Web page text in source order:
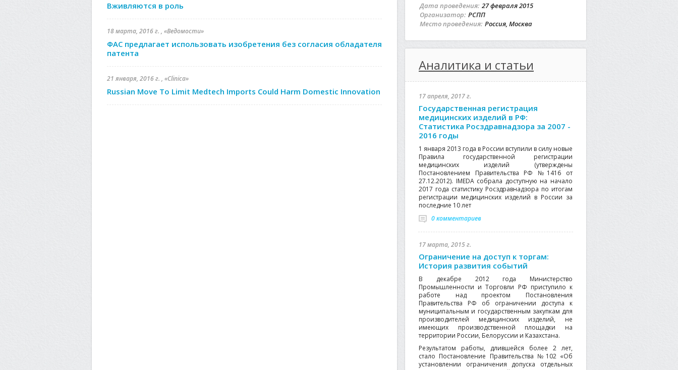
Вживляются в роль
18 марта, 2016 г. , «Ведомости»
ФАС предлагает использовать изобретения без согласия обладателя
патента
21 января, 2016 г. , «Clinica»
Russian Move To Limit Medtech Imports Could Harm Domestic Innovation
Дата проведения: 27 февраля 2015
Организатор: РСПП
Место проведения: Россия, Москва
Аналитика и статьи
17 апреля, 2017 г.
Государственная регистрация
медицинских изделий в РФ:
Статистика Росздравнадзора за 2007 -
2016 годы
1 января 2013 года в России вступили в силу новые
Правила государственной регистрации
медицинских изделий (утверждены
Постановлением Правительства РФ №1416 от
27.12.2012). IMEDA собрала доступную на начало
2017 года статистику Росздравнадзора по итогам
регистрации медицинских изделий в России за
последние 10 лет
0 комментариев
17 марта, 2015 г.
Ограничение на доступ к торгам:
История развития событий
В декабре 2012 года Министерство
Промышленности и Торговли РФ приступило к
работе над проектом Постановления
Правительства РФ об ограничении доступа к
муниципальным и государственным закупкам для
производителей медицинских изделий, не
имеющих производственной площадки на
территории России, Белоруссии и Казахстана.
Результатом работы, длившейся более 2 лет,
стало Постановление Правительства №102 «Об
установлении ограничения допуска отдельных